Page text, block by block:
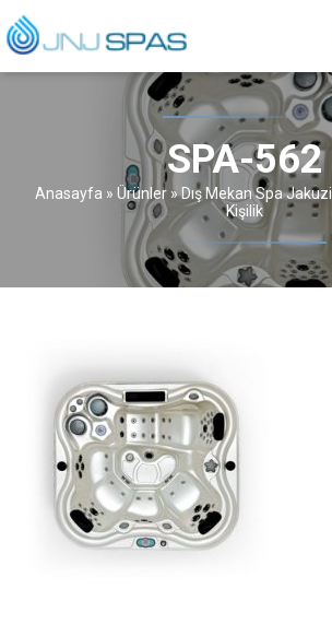
SPA-562
Anasayfa » Ürünler»Dış Mekan Spa Jakuzi
Kişilik